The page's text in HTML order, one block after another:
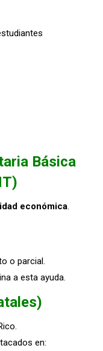
Básica
económica.
o parcial.
a esta ayuda.
en: